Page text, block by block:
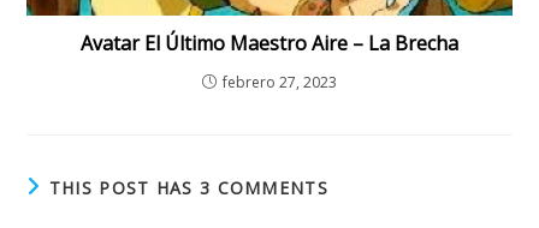
Avatar El Último Maestro Aire – La Brecha
febrero 27, 2023
THIS POST HAS 3 COMMENTS